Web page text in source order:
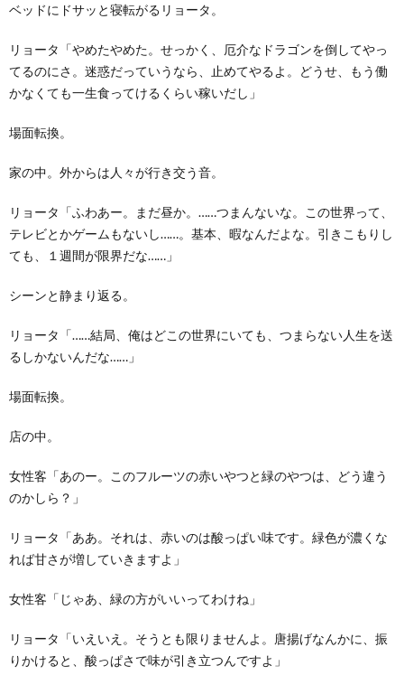
ベッドにドサッと寝転がるリョータ。
リョータ「やめたやめた。せっかく、厄介なドラゴンを倒してやっ
てるのにさ。迷惑だっていうなら、止めてやるよ。どうせ、もう働
かなくても一生食ってけるくらい稼いだし」
場面転換。
家の中。外からは人々が行き交う音。
リョータ「ふわあー。まだ昼か。……つまんないな。この世界って、
テレビとかゲームもないし……。基本、暇なんだよな。引きこもりし
ても、１週間が限界だな……」
シーンと静まり返る。
リョータ「……結局、俺はどこの世界にいても、つまらない人生を送
るしかないんだな……」
場面転換。
店の中。
女性客「あのー。このフルーツの赤いやつと緑のやつは、どう違う
のかしら？」
リョータ「ああ。それは、赤いのは酸っぱい味です。緑色が濃くな
れば甘さが増していきますよ」
女性客「じゃあ、緑の方がいいってわけね」
リョータ「いえいえ。そうとも限りませんよ。唐揚げなんかに、振
りかけると、酸っぱさで味が引き立つんですよ」